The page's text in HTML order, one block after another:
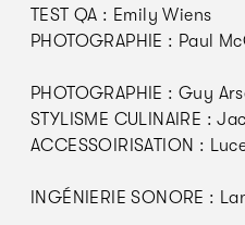
TEST QA : Emily Wiens
PHOTOGRAPHIE : Paul
PHOTOGRAPHIE : Guy
STYLISME CULINAIRE :
ACCESSOIRISATION :
INGÉNIERIE SONORE :